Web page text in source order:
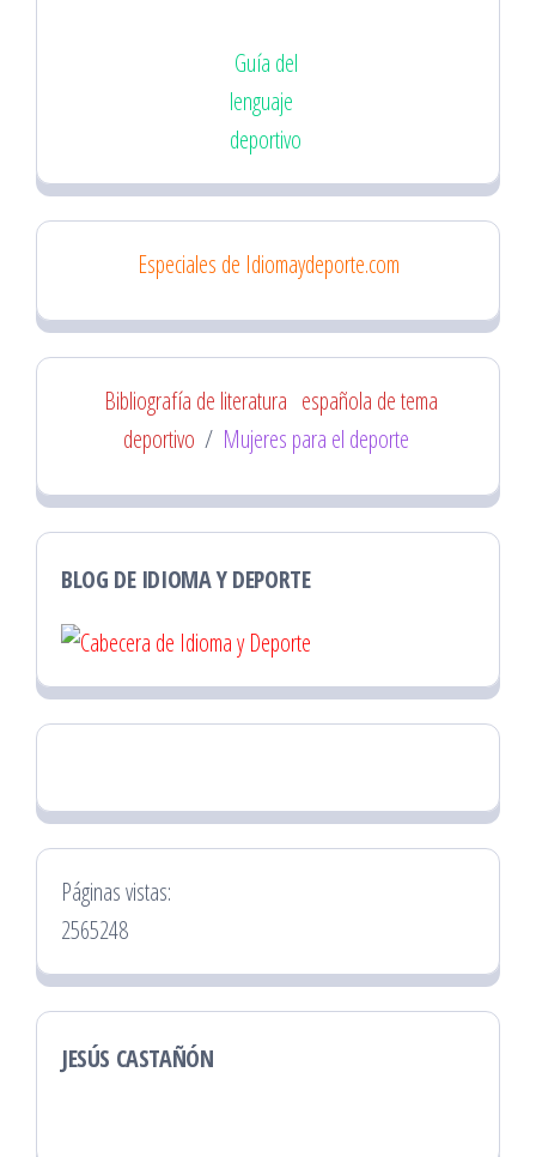
Guía del
lenguaje
deportivo
Especiales de Idiomaydeporte.com
Bibliografía de literatura española de tema
deportivo / Mujeres para el deporte
BLOG DE IDIOMA Y DEPORTE
Páginas vistas:
2565248
JESÚS CASTAÑÓN